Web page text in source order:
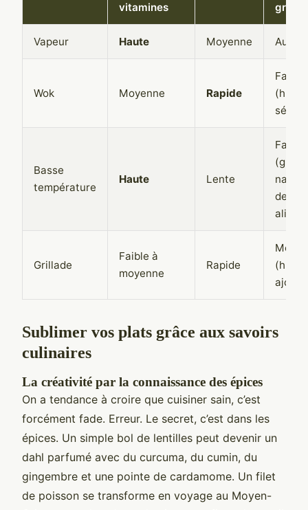
vitamines
Vapeur Haute Moyenne
Wok Moyenne Rapide
Faible
(huile
Basse
température
Haute Lente
Faible
(gras
des
Grillade
Faible à
moyenne
Rapide
(huiles
Sublimer vos plats grâce aux savoirs
culinaires
La créativité par la connaissance des épices
On a tendance à croire que cuisiner sain, c’est
forcément fade. Erreur. Le secret, c’est dans les
épices. Un simple bol de lentilles peut devenir un
dahl parfumé avec du curcuma, du cumin, du
gingembre et une pointe de cardamome. Un filet
de poisson se transforme en voyage au Moyen-